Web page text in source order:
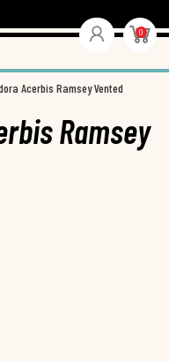
0
Acerbis Ramsey Vented
Ramsey